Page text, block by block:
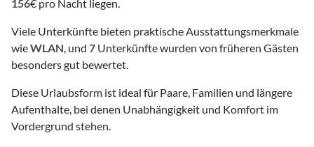
156€ pro Nacht liegen.
Viele Unterkünfte bieten praktische Ausstattungsmerkmale
wieWLAN, und 7 Unterkünfte wurden von früheren Gästen
besonders gut bewertet.
Diese Urlaubsform ist ideal für Paare, Familien und längere
Aufenthalte, bei denen Unabhängigkeit und Komfort im
Vordergrund stehen.